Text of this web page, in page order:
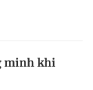
minh khi